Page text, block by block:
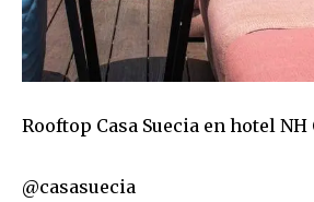
Rooftop Casa Suecia en hotel
@casasuecia